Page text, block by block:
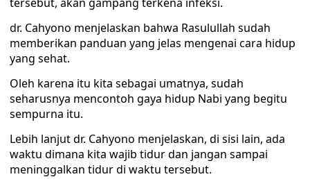
dr. Cahyono menjelaskan bahwa Rasulullah sudah
memberikan panduan yang jelas mengenai cara hidup
yang sehat.
Oleh karena itu kita sebagai umatnya, sudah
seharusnya mencontoh gaya hidup Nabi yang begitu
sempurna itu.
Lebih lanjut dr. Cahyono menjelaskan, di sisi lain, ada
waktu dimana kita wajib tidur dan jangan sampai
meninggalkan tidur di waktu tersebut.